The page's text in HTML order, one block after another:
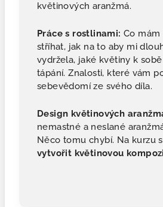
květinových aranžmá.
Práce s rostlinami: Co mám
stříhat, jak na to aby mi
vydržela, jaké květiny k
tápání. Znalosti, které vám
sebevědomí ze svého díla.
Design květinových
nemastné a neslané
Něco tomu chybí. Na kurzu
vytvořit květinovou